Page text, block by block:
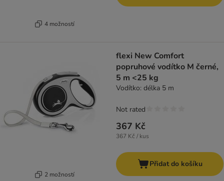
4 možností
2 možností
flexi New Comfort
popruhové vodítko M černé,
5 m <25 kg
Vodítko: délka 5 m
367 Kč
367 Kč / kus
Not rated
Přidat do košíku